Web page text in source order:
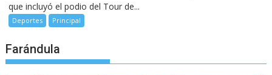
que incluyó el podio del Tour de...
Deportes Principal
Farándula